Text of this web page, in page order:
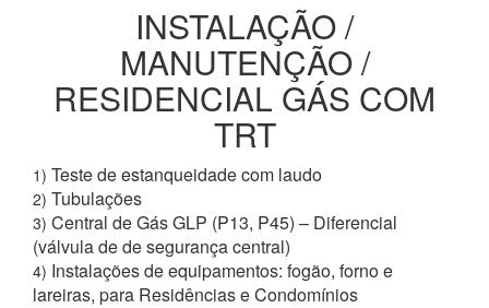
INSTALAÇÃO /
MANUTENÇÃO /
RESIDENCIAL GÁS COM
TRT
1) Teste de estanqueidade com laudo
2) Tubulações
3) Central de Gás GLP (P13, P45) – Diferencial
(válvula de de segurança central)
4) Instalações de equipamentos: fogão, forno e
lareiras, para Residências e Condomínios